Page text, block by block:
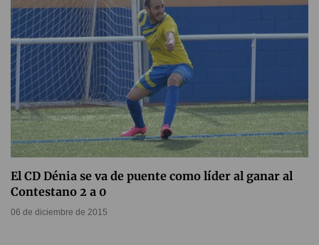
El CD Dénia se va de puente como líder al ganar al
Contestano 2 a 0
06 de diciembre de 2015